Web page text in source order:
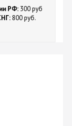
РФ: 300 руб
800 руб.